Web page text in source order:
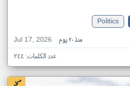
Politics
Jul 17, 2026
منذ ٢٠ يوم
عدد الكلمات: ٢٤٤